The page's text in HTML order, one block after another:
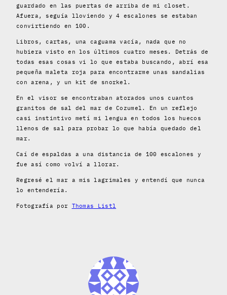
guardado en las puertas de arriba de mi closet.
Afuera, seguía lloviendo y 4 escalones se estaban
convirtiendo en 100.
Libros, cartas, una caguama vacía, nada que no
hubiera visto en los últimos cuatro meses. Detrás de
todas esas cosas vi lo que estaba buscando, abrí esa
pequeña maleta roja para encontrarme unas sandalias
con arena, y un kit de snorkel.
En el visor se encontraban atorados unos cuantos
granitos de sal del mar de Cozumel. En un reflejo
casi instintivo metí mi lengua en todos los huecos
llenos de sal para probar lo que había quedado del
mar.
Caí de espaldas a una distancia de 100 escalones y
fue así como volví a llorar.
Regresé el mar a mis lagrimales y entendí que nunca
lo entendería.
Fotografía por Thomas Listl